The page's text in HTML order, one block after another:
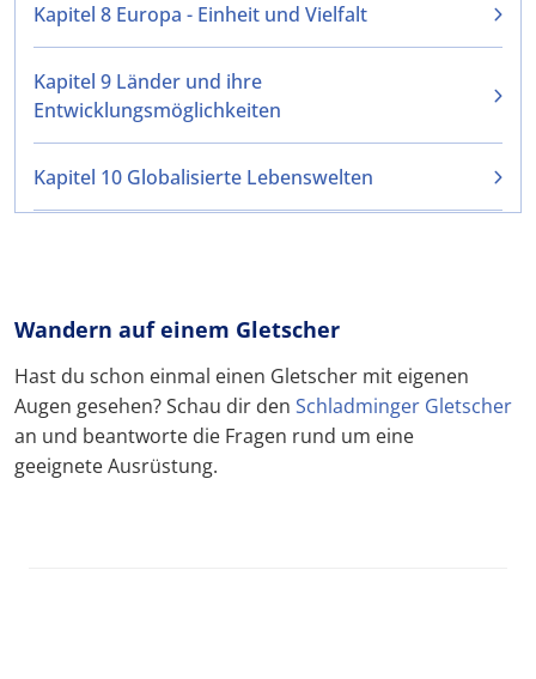
Kapitel 8 Europa - Einheit und Vielfalt
Kapitel 9 Länder und ihre
Entwicklungsmöglichkeiten
Kapitel 10 Globalisierte Lebenswelten
Wandern auf einem Gletscher
Hast du schon einmal einen Gletscher mit eigenen
Augen gesehen? Schau dir den Schladminger Gletscher
an und beantworte die Fragen rund um eine
geeignete Ausrüstung.